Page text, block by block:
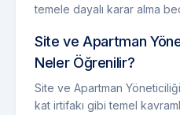
temele dayalı karar alma
Site ve Apartman
Neler Öğrenilir?
Site ve Apartman
kat irtifakı gibi temel